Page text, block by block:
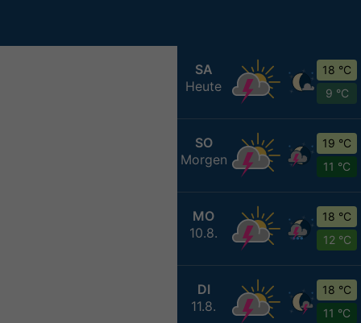
SA
Heute
18 °C
9 °C
SO
Morgen
19 °C
11 °C
MO
10.8.
18 °C
12 °C
DI
11.8.
18 °C
11 °C